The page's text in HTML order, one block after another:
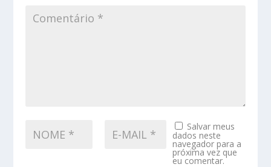
Salvar meus
dados neste
navegador para a
próxima vez que
eu comentar.